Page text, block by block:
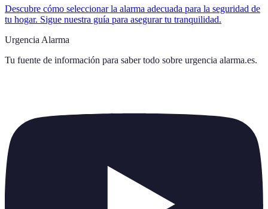
Descubre cómo seleccionar la alarma adecuada para la seguridad de
tu hogar. Sigue nuestra guía para asegurar tu tranquilidad.
Urgencia Alarma
Tu fuente de información para saber todo sobre urgencia alarma.es.